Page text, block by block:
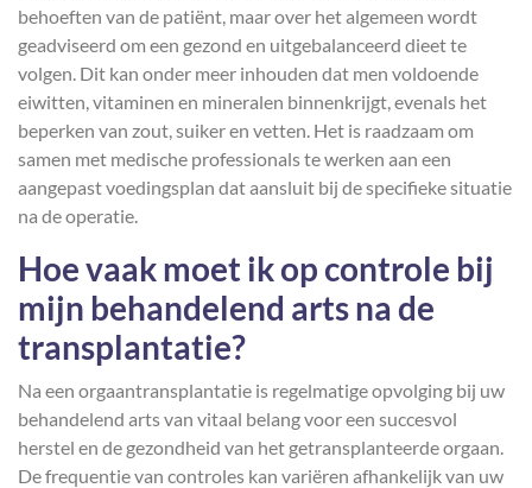
behoeften van de patiënt, maar over het algemeen wordt
geadviseerd om een gezond en uitgebalanceerd dieet te
volgen. Dit kan onder meer inhouden dat men voldoende
eiwitten, vitaminen en mineralen binnenkrijgt, evenals het
beperken van zout, suiker en vetten. Het is raadzaam om
samen met medische professionals te werken aan een
aangepast voedingsplan dat aansluit bij de specifieke situatie
na de operatie.
Hoe vaak moet ik op controle bij
mijn behandelend arts na de
transplantatie?
Na een orgaantransplantatie is regelmatige opvolging bij uw
behandelend arts van vitaal belang voor een succesvol
herstel en de gezondheid van het getransplanteerde orgaan.
De frequentie van controles kan variëren afhankelijk van uw